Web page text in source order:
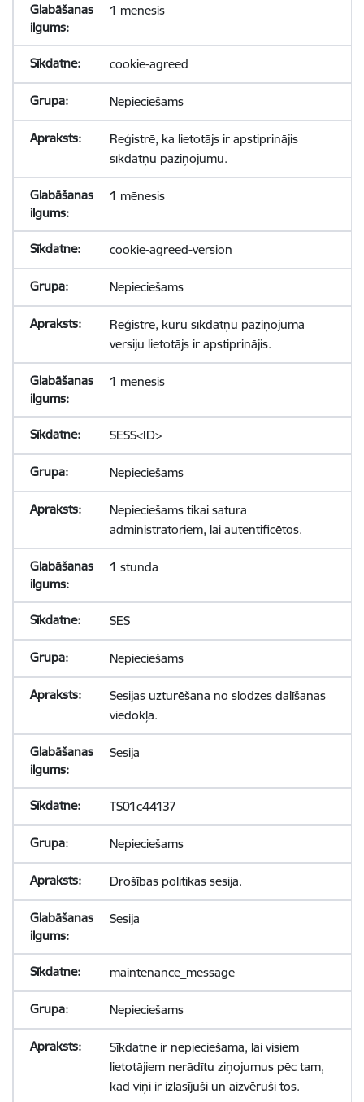
1 mēnesis
cookie-agreed
Nepieciešams
Reģistrē, ka lietotājs ir apstiprinājis
sīkdatņu paziņojumu.
1 mēnesis
cookie-agreed-version
Nepieciešams
Reģistrē, kuru sīkdatņu paziņojuma
versiju lietotājs ir apstiprinājis.
1 mēnesis
SESS<ID>
Nepieciešams
Nepieciešams tikai satura
administratoriem, lai autentificētos.
1 stunda
SES
Nepieciešams
Sesijas uzturēšana no slodzes dalīšanas
viedokļa.
Sesija
TS01c44137
Nepieciešams
Drošības politikas sesija.
Sesija
maintenance_message
Nepieciešams
Sīkdatne ir nepieciešama, lai visiem
lietotājiem nerādītu ziņojumus pēc tam,
kad viņi ir izlasījuši un aizvēruši tos.